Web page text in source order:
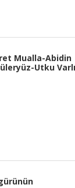
Mualla-Abidin
Utku